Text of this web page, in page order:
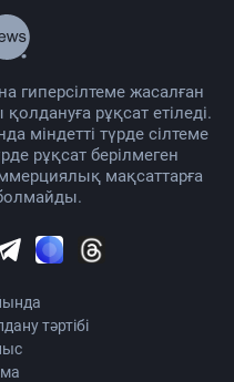
гиперсілтеме жасалған
рұқсат етіледі.
міндетті түрде сілтеме
рұқсат берілмеген
мақсаттарға
тәртібі